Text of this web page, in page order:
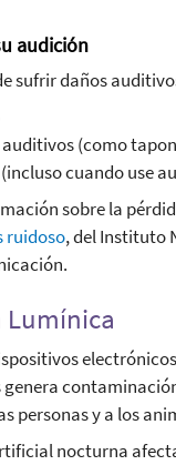
audición
sufrir daños
(como
cuando use
sobre la
ruidoso, del Instituto
personas y a los
nocturna